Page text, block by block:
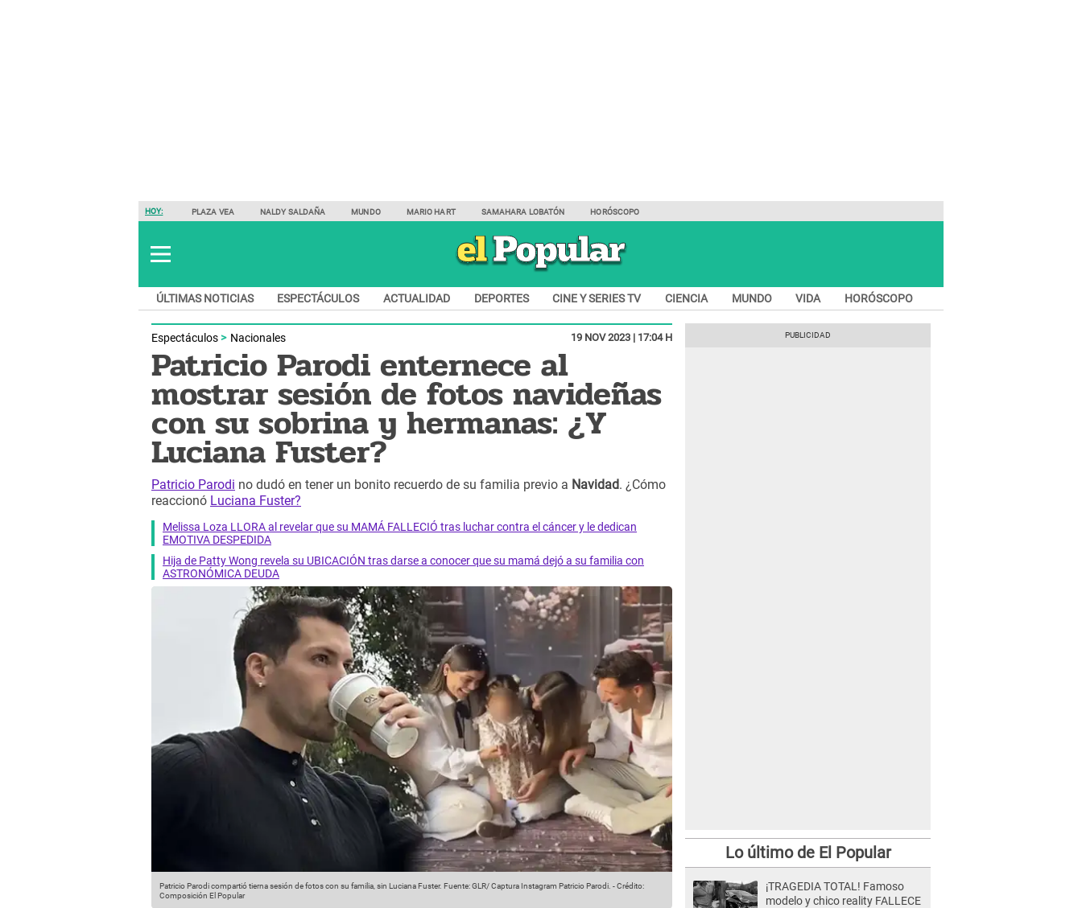
HOY: PLAZA VEA NALDY SALDAÑA MUNDO MARIO HART SAMAHARA LOBATÓN HORÓSCOPO
ÚLTIMAS NOTICIAS ESPECTÁCULOS ACTUALIDAD DEPORTES CINE Y SERIES TV CIENCIA MUNDO VIDA HORÓSCOPO
Espectáculos Nacionales 19 NOV 2023 | 17:04 H
Patricio Parodi enternece al
mostrar sesión de fotos navideñas
con su sobrina y hermanas: ¿Y
Luciana Fuster?
Patricio Parodi no dudó en tener un bonito recuerdo de su familia previo a Navidad. ¿Cómo
reaccionó Luciana Fuster?
Melissa Loza LLORA al revelar que su MAMÁ FALLECIÓ tras luchar contra el cáncer y le dedican
EMOTIVA DESPEDIDA
Hija de Patty Wong revela su UBICACIÓN tras darse a conocer que su mamá dejó a su familia con
ASTRONÓMICA DEUDA
Patricio Parodi compartió tierna sesión de fotos con su familia, sin Luciana Fuster. Fuente: GLR/ Captura Instagram Patricio Parodi. -Crédito:
Composición El Popular
Lo último de El Popular
¡TRAGEDIA TOTAL! Famoso
modelo y chico reality FALLECE